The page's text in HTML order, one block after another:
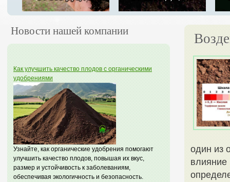
Новости нашей компании
Как улучшить качество плодов с органическими
удобрениями
Узнайте, как органические удобрения помогают
улучшить качество плодов, повышая их вкус,
размер и устойчивость к заболеваниям,
обеспечивая экологичность и безопасность.
один из
влияние